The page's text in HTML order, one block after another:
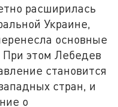
расширилась
Украине,
основные
этом Лебедев
становится
стран, и
о